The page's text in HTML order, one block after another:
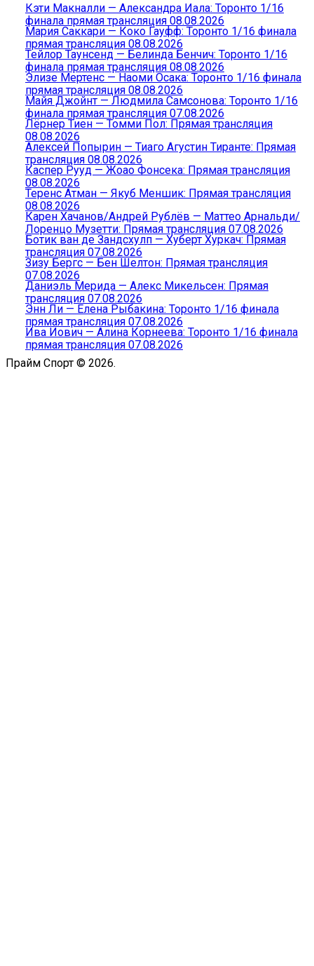
Кэти Макналли — Александра Иала: Торонто 1/16
финала прямая трансляция 08.08.2026
Мария Саккари — Коко Гауфф: Торонто 1/16 финала
прямая трансляция 08.08.2026
Тейлор Таунсенд — Белинда Бенчич: Торонто 1/16
финала прямая трансляция 08.08.2026
Элизе Мертенс — Наоми Осака: Торонто 1/16 финала
прямая трансляция 08.08.2026
Майя Джойнт — Людмила Самсонова: Торонто 1/16
финала прямая трансляция 07.08.2026
Лёрнер Тиен — Томми Пол: Прямая трансляция
08.08.2026
Алексей Попырин — Тиаго Агустин Тиранте: Прямая
трансляция 08.08.2026
Каспер Рууд — Жоао Фонсека: Прямая трансляция
08.08.2026
Теренс Атман — Якуб Меншик: Прямая трансляция
08.08.2026
Карен Хачанов/Андрей Рублёв — Маттео Арнальди/
Лоренцо Музетти: Прямая трансляция 07.08.2026
Ботик ван де Зандсхулп — Хуберт Хуркач: Прямая
трансляция 07.08.2026
Зизу Бергс — Бен Шелтон: Прямая трансляция
07.08.2026
Даниэль Мерида — Алекс Микельсен: Прямая
трансляция 07.08.2026
Энн Ли — Елена Рыбакина: Торонто 1/16 финала
прямая трансляция 07.08.2026
Ива Йович — Алина Корнеева: Торонто 1/16 финала
прямая трансляция 07.08.2026
Прайм Спорт © 2026.